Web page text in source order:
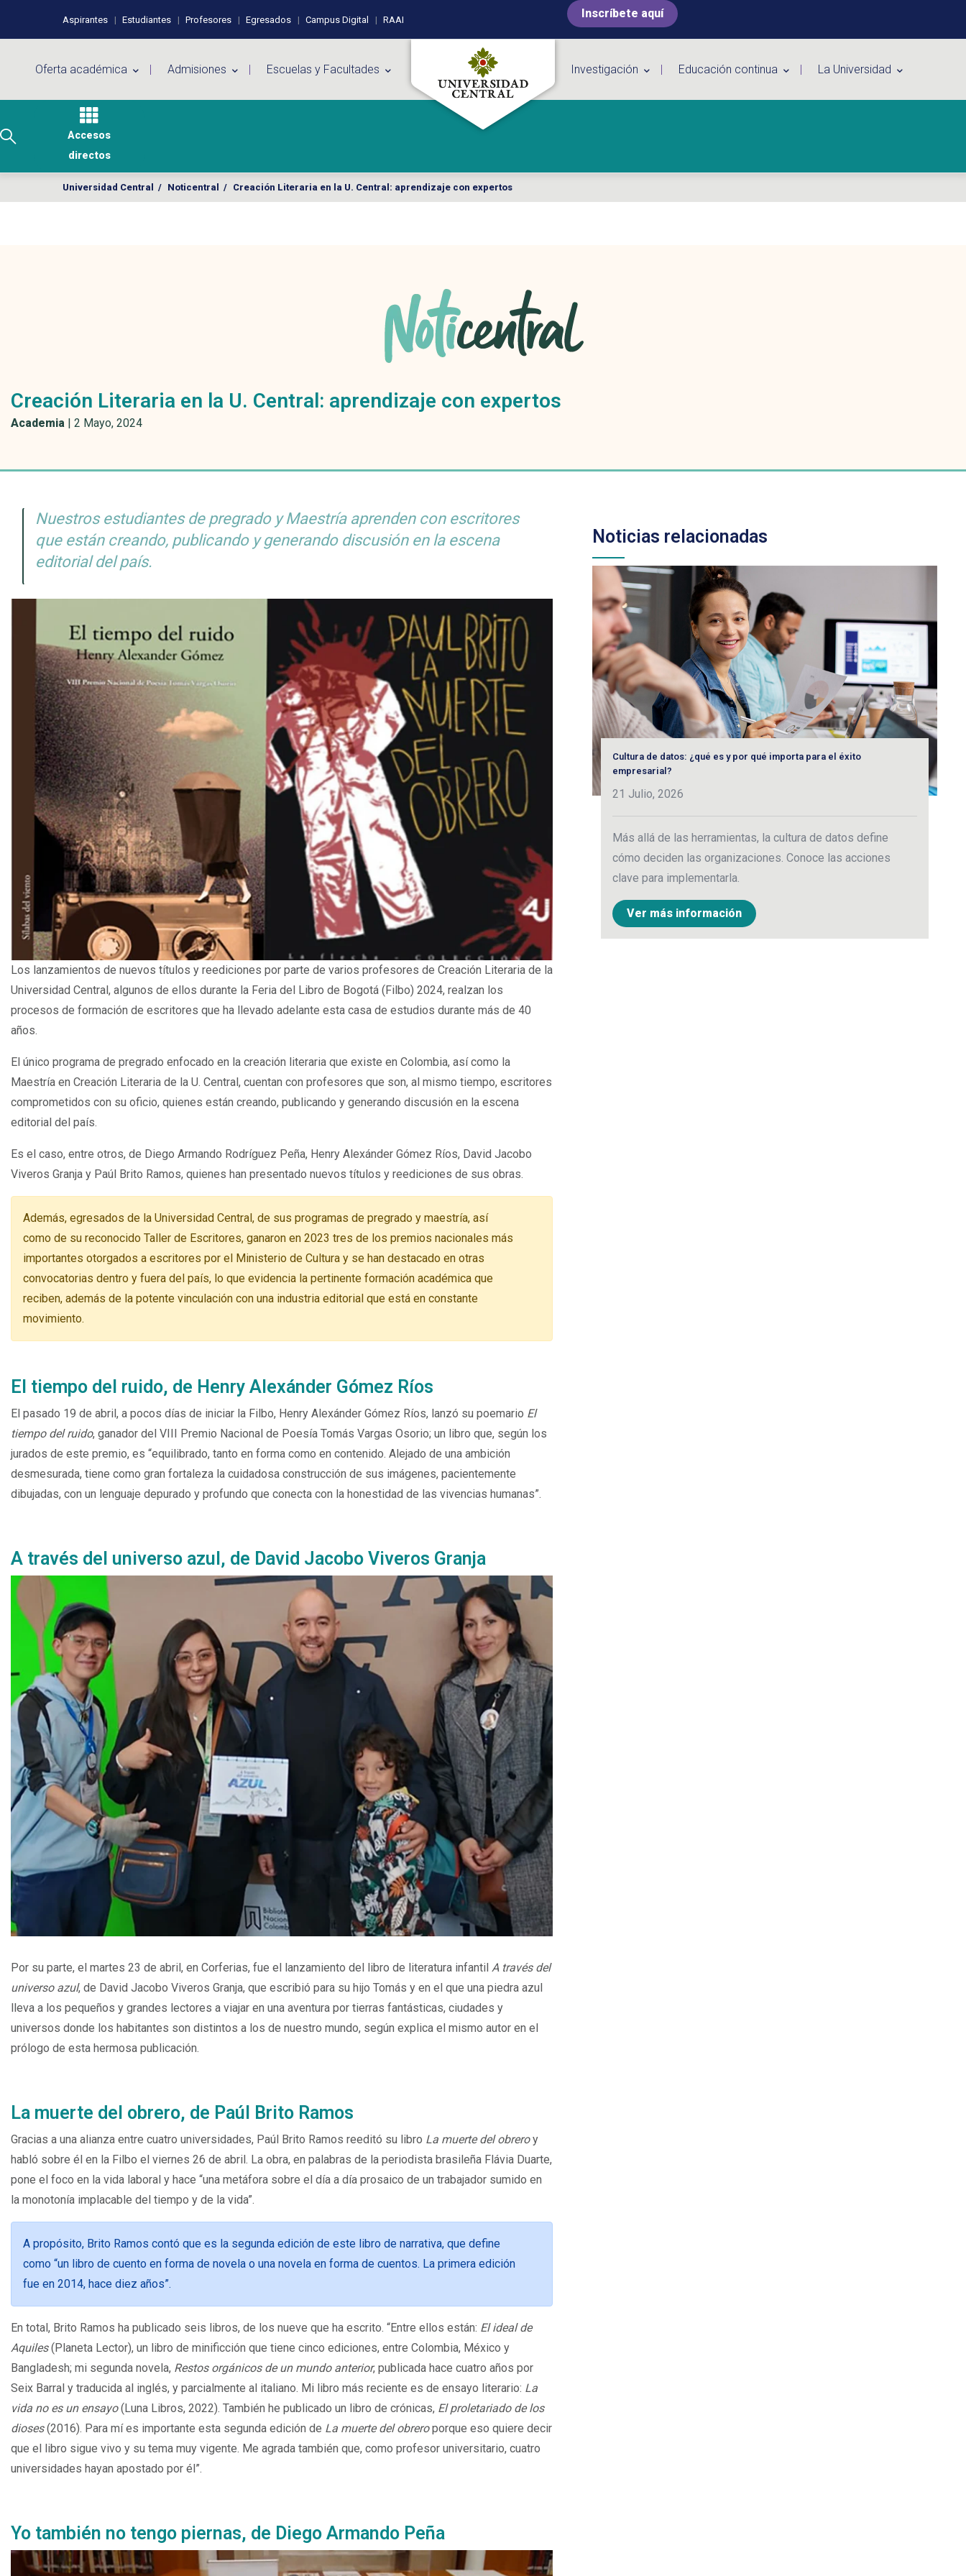
Perfiles de usuario
Aspirantes Estudiantes Profesores Egresados Campus Digital RAAI Inscríbete aquí
Oferta académica Admisiones Escuelas y Facultades Investigación Educación continua La Universidad
Accesos
directos
Universidad Central / Noticentral / Creación Literaria en la U. Central: aprendizaje con expertos
Creación Literaria en la U. Central: aprendizaje con expertos
Academia | 2 Mayo, 2024
Nuestros estudiantes de pregrado y Maestría aprenden con escritores
que están creando, publicando y generando discusión en la escena
editorial del país.
Noticias relacionadas
Cultura de datos: ¿qué es y por qué importa para el éxito
empresarial?
21 Julio, 2026
Más allá de las herramientas, la cultura de datos define
cómo deciden las organizaciones. Conoce las acciones
clave para implementarla.
Ver más información
Los lanzamientos de nuevos títulos y reediciones por parte de varios profesores de Creación Literaria de la
Universidad Central, algunos de ellos durante la Feria del Libro de Bogotá (Filbo) 2024, realzan los
procesos de formación de escritores que ha llevado adelante esta casa de estudios durante más de 40
años.
El único programa de pregrado enfocado en la creación literaria que existe en Colombia, así como la
Maestría en Creación Literaria de la U. Central, cuentan con profesores que son, al mismo tiempo, escritores
comprometidos con su oficio, quienes están creando, publicando y generando discusión en la escena
editorial del país.
Es el caso, entre otros, de Diego Armando Rodríguez Peña, Henry Alexánder Gómez Ríos, David Jacobo
Viveros Granja y Paúl Brito Ramos, quienes han presentado nuevos títulos y reediciones de sus obras.
Además, egresados de la Universidad Central, de sus programas de pregrado y maestría, así
como de su reconocido Taller de Escritores, ganaron en 2023 tres de los premios nacionales más
importantes otorgados a escritores por el Ministerio de Cultura y se han destacado en otras
convocatorias dentro y fuera del país, lo que evidencia la pertinente formación académica que
reciben, además de la potente vinculación con una industria editorial que está en constante
movimiento.
El tiempo del ruido, de Henry Alexánder Gómez Ríos
El pasado 19 de abril, a pocos días de iniciar la Filbo, Henry Alexánder Gómez Ríos, lanzó su poemario El
tiempo del ruido, ganador del VIII Premio Nacional de Poesía Tomás Vargas Osorio; un libro que, según los
jurados de este premio, es “equilibrado, tanto en forma como en contenido. Alejado de una ambición
desmesurada, tiene como gran fortaleza la cuidadosa construcción de sus imágenes, pacientemente
dibujadas, con un lenguaje depurado y profundo que conecta con la honestidad de las vivencias humanas”.
A través del universo azul, de David Jacobo Viveros Granja
Por su parte, el martes 23 de abril, en Corferias, fue el lanzamiento del libro de literatura infantil A través del
universo azul, de David Jacobo Viveros Granja, que escribió para su hijo Tomás y en el que una piedra azul
lleva a los pequeños y grandes lectores a viajar en una aventura por tierras fantásticas, ciudades y
universos donde los habitantes son distintos a los de nuestro mundo, según explica el mismo autor en el
prólogo de esta hermosa publicación.
La muerte del obrero, de Paúl Brito Ramos
Gracias a una alianza entre cuatro universidades, Paúl Brito Ramos reeditó su libro La muerte del obreroy
habló sobre él en la Filbo el viernes 26 de abril. La obra, en palabras de la periodista brasileña Flávia Duarte,
pone el foco en la vida laboral y hace “una metáfora sobre el día a día prosaico de un trabajador sumido en
la monotonía implacable del tiempo y de la vida”.
A propósito, Brito Ramos contó que es la segunda edición de este libro de narrativa, que define
como “un libro de cuento en forma de novela o una novela en forma de cuentos. La primera edición
fue en 2014, hace diez años”.
En total, Brito Ramos ha publicado seis libros, de los nueve que ha escrito. “Entre ellos están: El ideal de
Aquiles(Planeta Lector), un libro de minificción que tiene cinco ediciones, entre Colombia, México y
Bangladesh; mi segunda novela, Restos orgánicos de un mundo anterior, publicada hace cuatro años por
Seix Barral y traducida al inglés, y parcialmente al italiano. Mi libro más reciente es de ensayo literario: La
vida no es un ensayo(Luna Libros, 2022). También he publicado un libro de crónicas, El proletariado de los
dioses(2016). Para mí es importante esta segunda edición de La muerte del obreroporque eso quiere decir
que el libro sigue vivo y su tema muy vigente. Me agrada también que, como profesor universitario, cuatro
universidades hayan apostado por él”.
Yo también no tengo piernas, de Diego Armando Peña